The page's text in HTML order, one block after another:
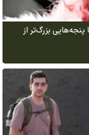
پنجه‌هایی بزرگ‌تر از